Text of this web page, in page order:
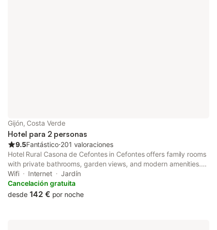
Gijón, Costa Verde
Hotel para 2 personas
9.5Fantástico⋅201 valoraciones
Hotel Rural Casona de Cefontes in Cefontes offers family rooms
with private bathrooms, garden views, and modern amenities.
Each room includes a TV, work desk, and free WiFi. Guests can
unwind in the hot tub or enjoy the outdoor seating area.
Wifi Internet
Jardín
Cancelación gratuita
desde 142 € por noche